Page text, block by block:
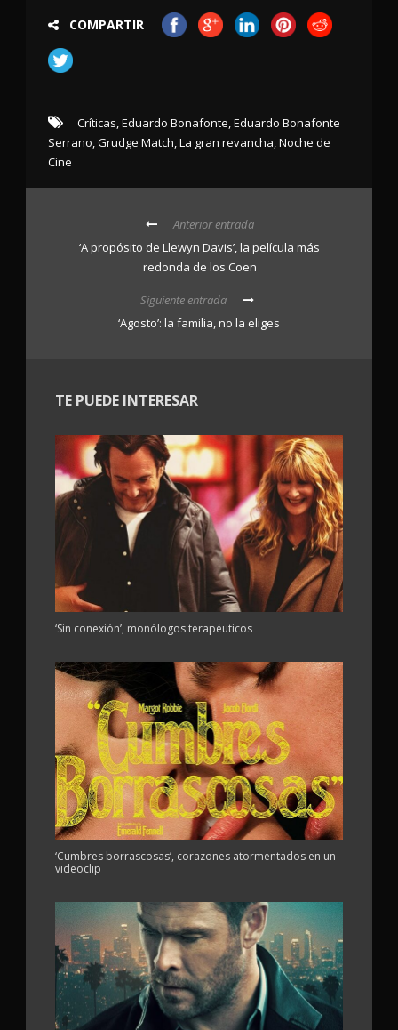
COMPARTIR
Críticas,Eduardo Bonafonte,Eduardo Bonafonte
Serrano,Grudge Match,La gran revancha,Noche de
Cine
Anterior entrada
‘A propósito de Llewyn Davis’, la película más
redonda de los Coen
Siguiente entrada
‘Agosto’: la familia, no la eliges
TE PUEDE INTERESAR
‘Sin conexión’, monólogos terapéuticos
‘Cumbres borrascosas’, corazones atormentados en un
videoclip